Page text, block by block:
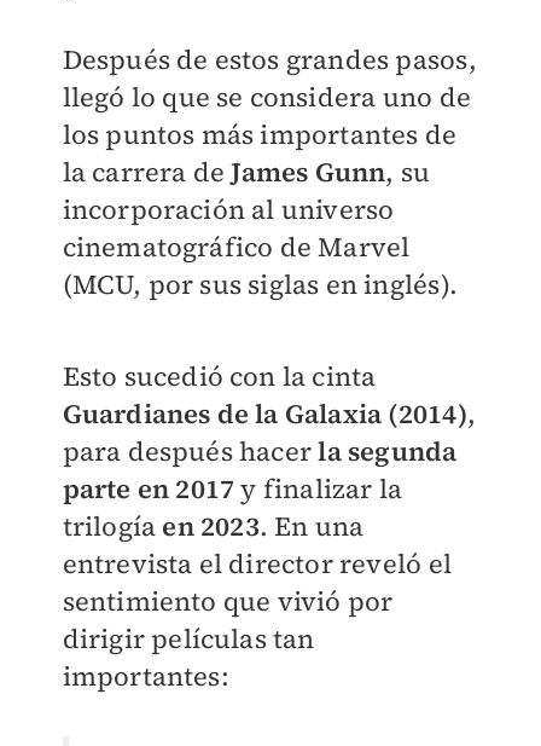
Después de estos grandes pasos,
llegó lo que se considera uno de
los puntos más importantes de
la carrera deJames Gunn, su
incorporación al universo
cinematográfico de Marvel
(MCU, por sus siglas en inglés).
Esto sucedió con la cinta
Guardianes de la Galaxia (2014),
para después hacerla segunda
parte en 2017 y finalizar la
trilogía en 2023. En una
entrevista el director reveló el
sentimiento que vivió por
dirigir películas tan
importantes: